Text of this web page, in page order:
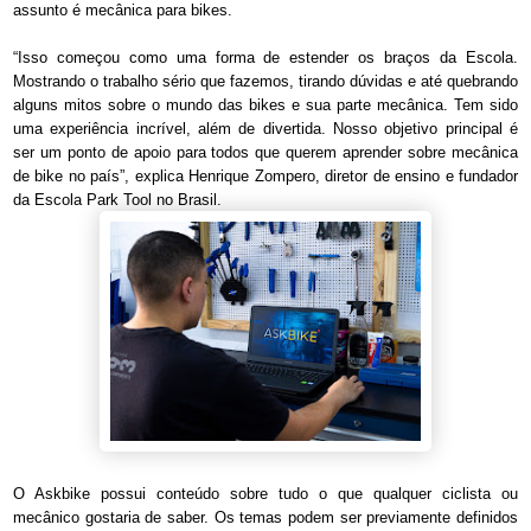
assunto é mecânica para bikes.
“Isso começou como uma forma de estender os braços da Escola.
Mostrando o trabalho sério que fazemos, tirando dúvidas e até quebrando
alguns mitos sobre o mundo das bikes e sua parte mecânica. Tem sido
uma experiência incrível, além de divertida. Nosso objetivo principal é
ser um ponto de apoio para todos que querem aprender sobre mecânica
de bike no país”, explica Henrique Zompero, diretor de ensino e fundador
da Escola Park Tool no Brasil.
O Askbike possui conteúdo sobre tudo o que qualquer ciclista ou
mecânico gostaria de saber. Os temas podem ser previamente definidos